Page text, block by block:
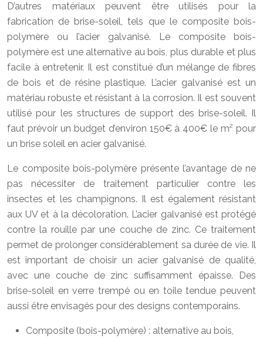
D’autres matériaux peuvent être utilisés pour la
fabrication de brise-soleil, tels que le composite bois-
polymère ou l’acier galvanisé. Le composite bois-
polymère est une alternative au bois, plus durable et plus
facile à entretenir. Il est constitué d’un mélange de fibres
de bois et de résine plastique. L’acier galvanisé est un
matériau robuste et résistant à la corrosion. Il est souvent
utilisé pour les structures de support des brise-soleil. Il
faut prévoir un budget d’environ 150€ à 400€ le m² pour
un brise soleil en acier galvanisé.
Le composite bois-polymère présente l’avantage de ne
pas nécessiter de traitement particulier contre les
insectes et les champignons. Il est également résistant
aux UV et à la décoloration. L’acier galvanisé est protégé
contre la rouille par une couche de zinc. Ce traitement
permet de prolonger considérablement sa durée de vie. Il
est important de choisir un acier galvanisé de qualité,
avec une couche de zinc suffisamment épaisse. Des
brise-soleil en verre trempé ou en toile tendue peuvent
aussi être envisagés pour des designs contemporains.
Composite (bois-polymère) : alternative au bois,